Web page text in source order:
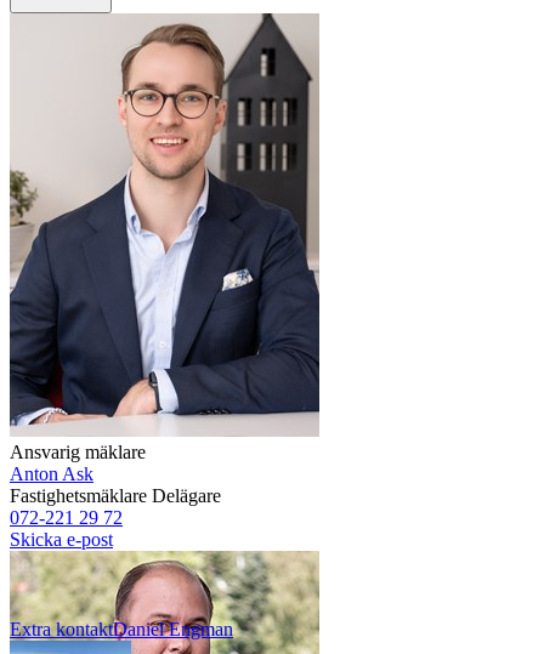
Ansvarig mäklare
Anton Ask
Fastighetsmäklare Delägare
072-221 29 72
Skicka e-post
Extra kontaktDaniel Engman